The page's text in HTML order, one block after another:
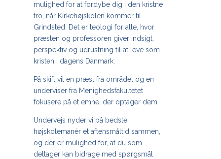
mulighed for at fordybe dig i den kristne
tro, når Kirkehøjskolen kommer til
Grindsted. Det er teologi for alle, hvor
præsten og professoren giver indsigt,
perspektiv og udrustning til at leve som
kristen i dagens Danmark.
På skift vil en præst fra området og en
underviser fra Menighedsfakultetet
fokusere på et emne, der optager dem.
Undervejs nyder vi på bedste
højskolemanér et aftensmåltid sammen,
og der er mulighed for, at du som
deltager kan bidrage med spørgsmål